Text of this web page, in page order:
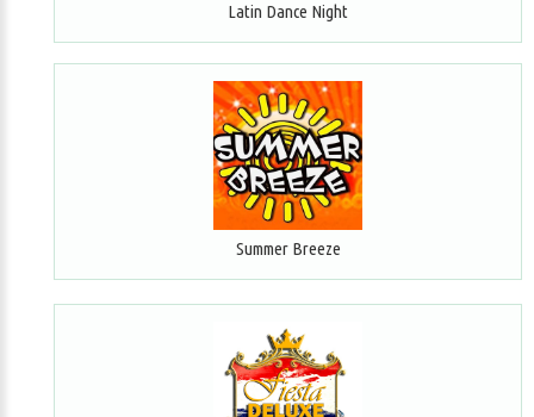
Latin Dance Night
Summer Breeze